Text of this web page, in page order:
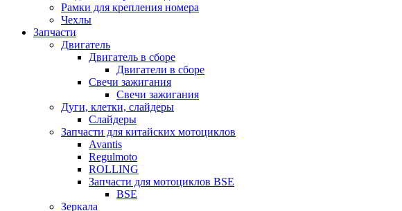
Рамки для крепления номера
Чехлы
Запчасти
Двигатель
Двигатель в сборе
Двигатели в сборе
Свечи зажигания
Свечи зажигания
Дуги, клетки, слайдеры
Слайдеры
Запчасти для китайских мотоциклов
Avantis
Regulmoto
ROLLING
Запчасти для мотоциклов BSE
BSE
Зеркала